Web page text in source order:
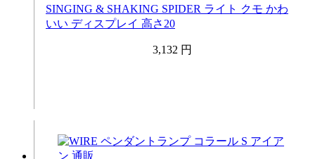
SINGING & SHAKING SPIDER ライト クモ かわ
いい ディスプレイ 高さ20
3,132 円